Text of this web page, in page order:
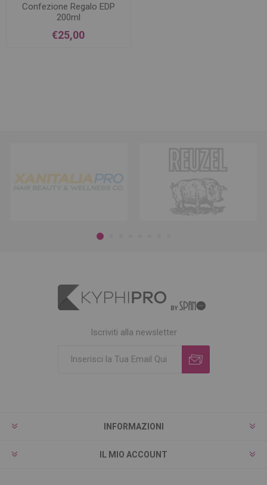
Confezione Regalo EDP
200ml
PERFECT WOMAN
€25,00
Iscriviti alla newsletter
INFORMAZIONI
IL MIO ACCOUNT